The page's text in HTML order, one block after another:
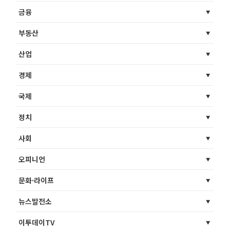
금융
부동산
산업
경제
국제
정치
사회
오피니언
문화·라이프
뉴스발전소
이투데이TV